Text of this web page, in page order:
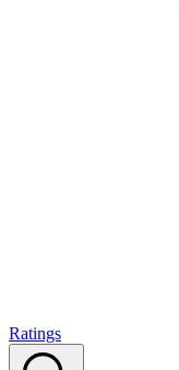
Ratings